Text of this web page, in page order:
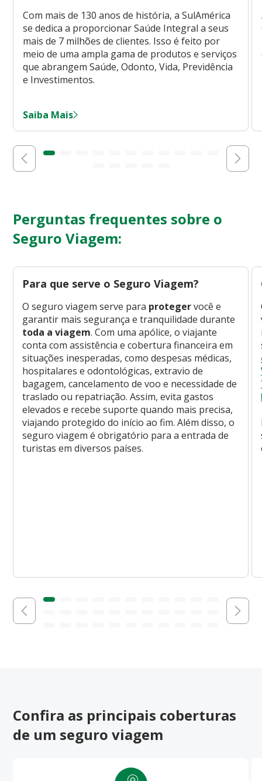
Com mais de 130 anos de história, a SulAmérica
se dedica a proporcionar Saúde Integral a seus
mais de 7 milhões de clientes. Isso é feito por
meio de uma ampla gama de produtos e serviços
que abrangem Saúde, Odonto, Vida, Previdência
e Investimentos.
Saiba Mais
Perguntas frequentes sobre o
Seguro Viagem:
Para que serve o Seguro Viagem?
O seguro viagem serve para protegervocê e
garantir mais segurança e tranquilidade durante
toda a viagem. Com uma apólice, o viajante
conta com assistência e cobertura financeira em
situações inesperadas, como despesas médicas,
hospitalares e odontológicas, extravio de
bagagem, cancelamento de voo e necessidade de
traslado ou repatriação. Assim, evita gastos
elevados e recebe suporte quando mais precisa,
viajando protegido do início ao fim. Além disso, o
seguro viagem é obrigatório para a entrada de
turistas em diversos países.
Confira as principais coberturas
de um seguro viagem